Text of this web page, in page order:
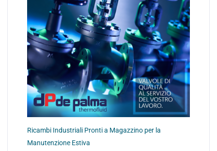
Ricambi Industriali Pronti a Magazzino per la
Manutenzione Estiva